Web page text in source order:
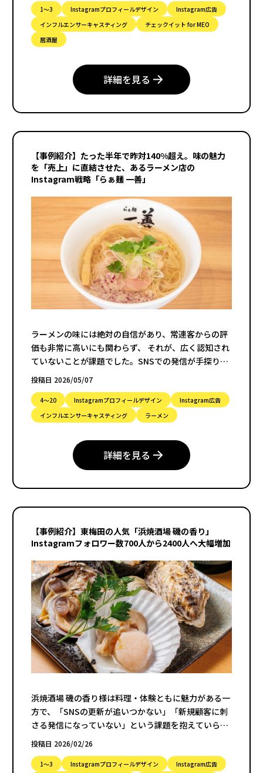
1〜3 Instagramプロフィールデザイン
Instagram広告
インフルエンサーキャスティング
チェックイット for MEO
居酒屋
詳細を見る
【事例紹介】たった半年で昨対140%超え。味の魅力
を「売上」に直結させた、あるラーメン店の
Instagram戦略「らぁ麺 一善」
ラーメンの味には絶対の自信があり、常連客からの評
価も非常に高いにも関わらず、 それが、広く認知され
ていないことが課題でした。SNSでの発信が手探り状
態のため、 “こだわりの一杯”の魅力が見込み顧客に十
分に伝わらず、もどかしさを感じていらっしゃいまし
た。
投稿日 2026/05/07
4〜20 Instagramプロフィールデザイン
Instagram広告
インフルエンサーキャスティング
ラーメン
詳細を見る
【事例紹介】東梅田の人気「浜焼酒場 磯の香り」
Instagramフォロワー数700人から2400人へ大幅増加
浜焼酒場 磯の香り様は料理・体験ともに魅力がある一
方で、「SNSの更新が追いつかない」「新規顧客に刺
さる発信になっていない」という課題を抱えていらっ
しゃいました。
投稿日 2026/02/26
1〜3 Instagramプロフィールデザイン Instagram広告